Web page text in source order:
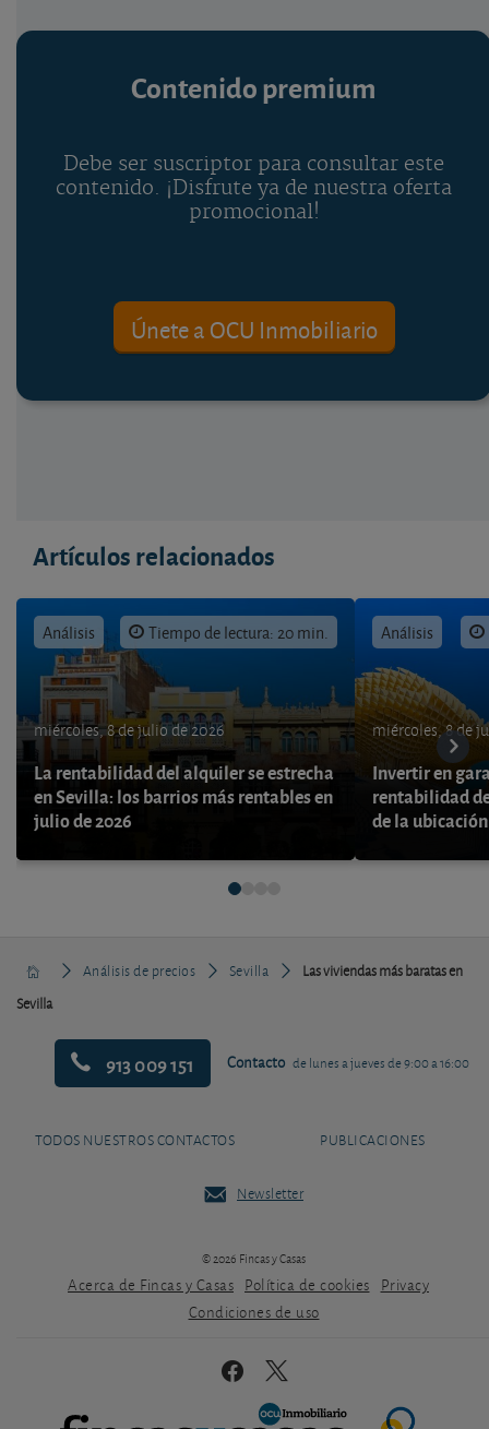
Contenido premium
Debe ser suscriptor para consultar este
contenido. ¡Disfrute ya de nuestra oferta
promocional!
Únete a OCU Inmobiliario
Artículos relacionados
Análisis Tiempo de lectura: 20 min.
miércoles, 8 de julio de 2026
La rentabilidad del alquiler se estrecha
en Sevilla: los barrios más rentables en
julio de 2026
Análisis
miércoles, 8 de
Invertir en
rentabilidad
de la ubicación
Análisis de precios Sevilla
Las viviendas más baratas en
Sevilla
913 009 151 Contacto de lunes a jueves de 9:00 a 16:00
TODOS NUESTROS CONTACTOS PUBLICACIONES
Newsletter
© 2026 Fincas y Casas
Acerca de Fincas y Casas Política de cookies
Privacy
Condiciones de uso